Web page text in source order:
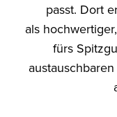
passt. Dort
als
fürs